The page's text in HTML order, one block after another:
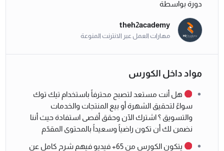
دورة بواسطة
theh2academy
مهارات العمل عبر الانترنت المنوعة
مواد داخل الكورس
هل أنت مستعد لتصبح محترفاً باستخدام تيك توك
سواءً لتحقيق الشهرة أو بيع المنتجات والخدمات
والتسويق ؟ اشترك الآن وحقق أقصى استفادة حيث أننا
نضمن لك أن تكون راضياً وسعيداً بالمحتوى المقدّم
يتكون الكورس من 65+ فيديو فيهم شرح كامل عن